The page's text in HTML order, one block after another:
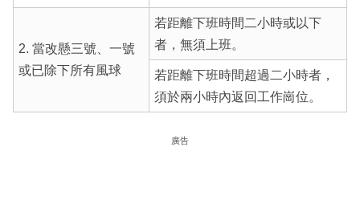
2. 當改懸三號、一號
或已除下所有風球
若距離下班時間二小時或以下
者，無須上班。
若距離下班時間超過二小時者，
須於兩小時內返回工作崗位。
廣告